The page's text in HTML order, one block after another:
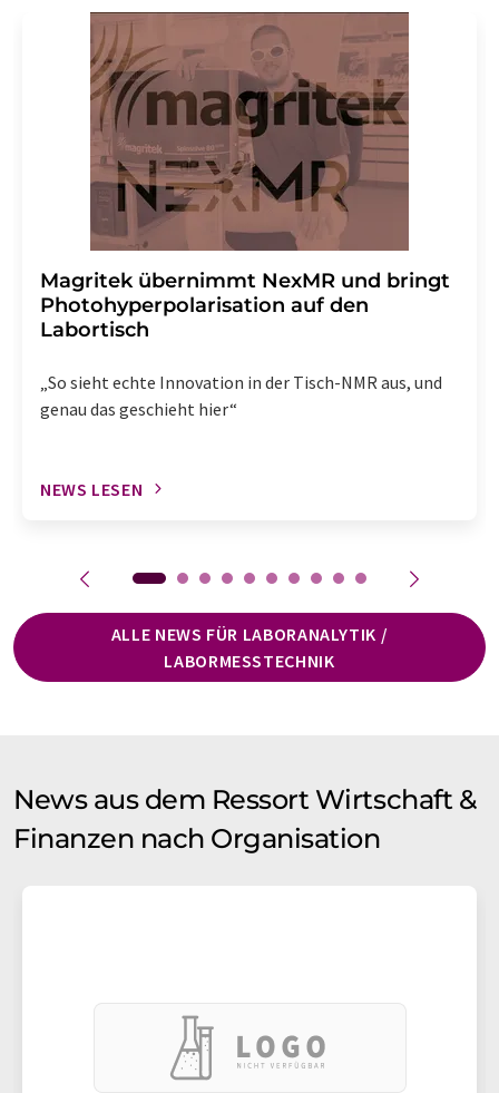
Magritek übernimmt NexMR und bringt
Photohyperpolarisation auf den
Labortisch
„So sieht echte Innovation in der Tisch-NMR aus, und
genau das geschieht hier“
NEWS LESEN
ALLE NEWS FÜR LABORANALYTIK /
LABORMESSTECHNIK
News aus dem Ressort Wirtschaft &
Finanzen nach Organisation